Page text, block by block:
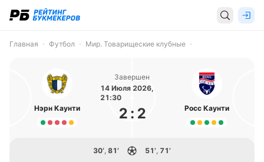
Главная Футбол Мир. Товарищеские клубные
Нэрн Каунти
Завершен
14 Июля 2026,
21:30
2 : 2 Росс Каунти
30’, 81’ 51’, 71’